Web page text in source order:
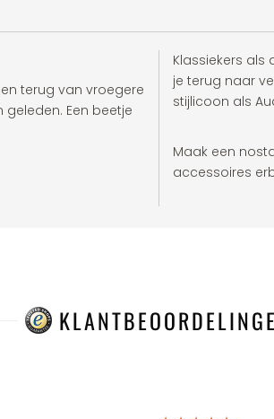
terug van vroegere
Een beetje
Klassiekers
je terug naar
stijlicoon als
Maak een
accessoires